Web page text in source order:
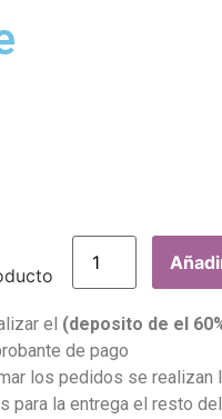
el (deposito de el
de pago
los pedidos se realizan
para la entrega el resto